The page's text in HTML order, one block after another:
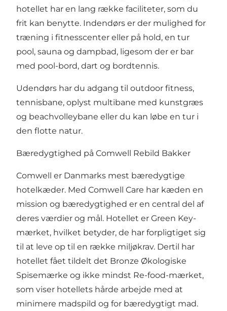
hotellet har en lang række faciliteter, som du
frit kan benytte. Indendørs er der mulighed for
træning i fitnesscenter eller på hold, en tur
pool, sauna og dampbad, ligesom der er bar
med pool-bord, dart og bordtennis.
Udendørs har du adgang til outdoor fitness,
tennisbane, oplyst multibane med kunstgræs
og beachvolleybane eller du kan løbe en tur i
den flotte natur.
Bæredygtighed på Comwell Rebild Bakker
Comwell er Danmarks mest bæredygtige
hotelkæder. Med Comwell Care har kæden en
mission og bæredygtighed er en central del af
deres værdier og mål. Hotellet er Green Key-
mærket, hvilket betyder, de har forpligtiget sig
til at leve op til en række miljøkrav. Dertil har
hotellet fået tildelt det Bronze Økologiske
Spisemærke og ikke mindst Re-food-mærket,
som viser hotellets hårde arbejde med at
minimere madspild og for bæredygtigt mad.